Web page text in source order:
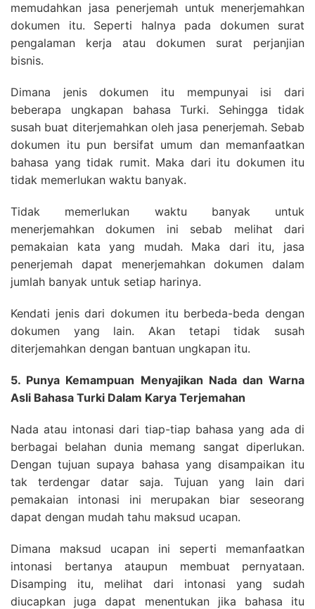
memudahkan jasa penerjemah untuk menerjemahkan
dokumen itu. Seperti halnya pada dokumen surat
pengalaman kerja atau dokumen surat perjanjian
bisnis.
Dimana jenis dokumen itu mempunyai isi dari
beberapa ungkapan bahasa Turki. Sehingga tidak
susah buat diterjemahkan oleh jasa penerjemah. Sebab
dokumen itu pun bersifat umum dan memanfaatkan
bahasa yang tidak rumit. Maka dari itu dokumen itu
tidak memerlukan waktu banyak.
Tidak memerlukan waktu banyak untuk
menerjemahkan dokumen ini sebab melihat dari
pemakaian kata yang mudah. Maka dari itu, jasa
penerjemah dapat menerjemahkan dokumen dalam
jumlah banyak untuk setiap harinya.
Kendati jenis dari dokumen itu berbeda-beda dengan
dokumen yang lain. Akan tetapi tidak susah
diterjemahkan dengan bantuan ungkapan itu.
5. Punya Kemampuan Menyajikan Nada dan Warna
Asli Bahasa Turki Dalam Karya Terjemahan
Nada atau intonasi dari tiap-tiap bahasa yang ada di
berbagai belahan dunia memang sangat diperlukan.
Dengan tujuan supaya bahasa yang disampaikan itu
tak terdengar datar saja. Tujuan yang lain dari
pemakaian intonasi ini merupakan biar seseorang
dapat dengan mudah tahu maksud ucapan.
Dimana maksud ucapan ini seperti memanfaatkan
intonasi bertanya ataupun membuat pernyataan.
Disamping itu, melihat dari intonasi yang sudah
diucapkan juga dapat menentukan jika bahasa itu